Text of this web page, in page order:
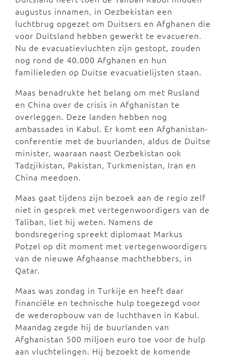
augustus innamen, in Oezbekistan een
luchtbrug opgezet om Duitsers en Afghanen die
voor Duitsland hebben gewerkt te evacueren.
Nu de evacuatievluchten zijn gestopt, zouden
nog rond de 40.000 Afghanen en hun
familieleden op Duitse evacuatielijsten staan.
Maas benadrukte het belang om met Rusland
en China over de crisis in Afghanistan te
overleggen. Deze landen hebben nog
ambassades in Kabul. Er komt een Afghanistan-
conferentie met de buurlanden, aldus de Duitse
minister, waaraan naast Oezbekistan ook
Tadzjikistan, Pakistan, Turkmenistan, Iran en
China meedoen.
Maas gaat tijdens zijn bezoek aan de regio zelf
niet in gesprek met vertegenwoordigers van de
Taliban, liet hij weten. Namens de
bondsregering spreekt diplomaat Markus
Potzel op dit moment met vertegenwoordigers
van de nieuwe Afghaanse machthebbers, in
Qatar.
Maas was zondag in Turkije en heeft daar
financiële en technische hulp toegezegd voor
de wederopbouw van de luchthaven in Kabul.
Maandag zegde hij de buurlanden van
Afghanistan 500 miljoen euro toe voor de hulp
aan vluchtelingen. Hij bezoekt de komende